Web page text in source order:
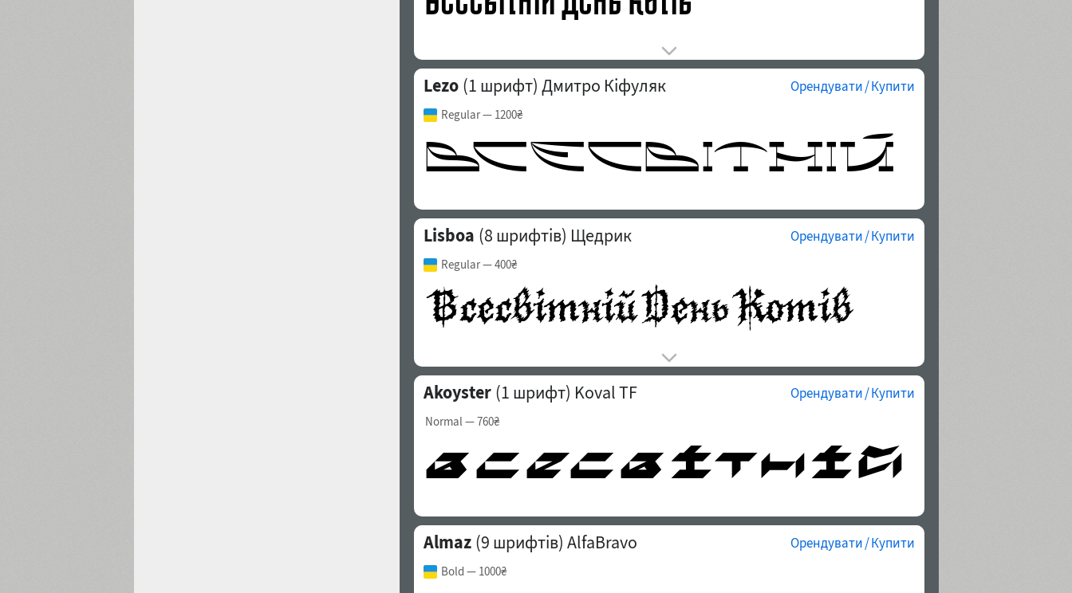
Lezo (1 шрифт) Дмитро Кіфуляк Орендувати / Купити
Regular— 1200₴
Lisboa (8 шрифтів) Щедрик Орендувати / Купити
Regular— 400₴
Akoyster (1 шрифт) Koval TF Орендувати / Купити
Normal— 760₴
Almaz (9 шрифтів) AlfaBravo Орендувати / Купити
Bold — 1000₴